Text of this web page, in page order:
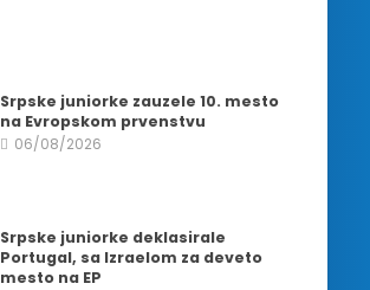
Srpske juniorke zauzele 10. mesto
na Evropskom prvenstvu
06/08/2026
Srpske juniorke deklasirale
Portugal, sa Izraelom za deveto
mesto na EP